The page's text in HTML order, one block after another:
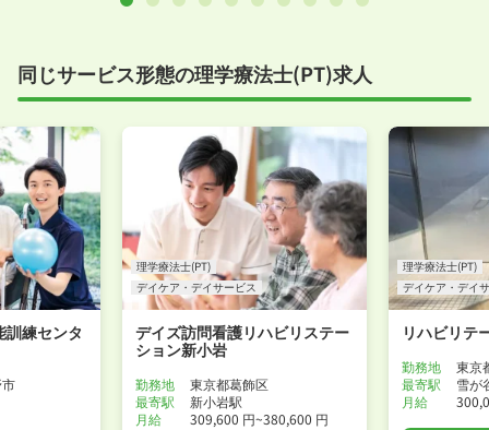
同じサービス形態の理学療法士(PT)求人
練センタ
理学療法士(PT)
デイケア・デイサービス
デイズ訪問看護リハビリステー
ション新小岩
勤務地
東京都葛飾区
最寄駅
新小岩駅
月給
309,600 円~380,600 円
理学療法士(PT)
デイケア・デイ
リハビリテ
勤務地
東京
最寄駅
雪が
月給